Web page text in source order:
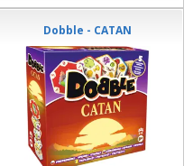
Dobble - CATAN